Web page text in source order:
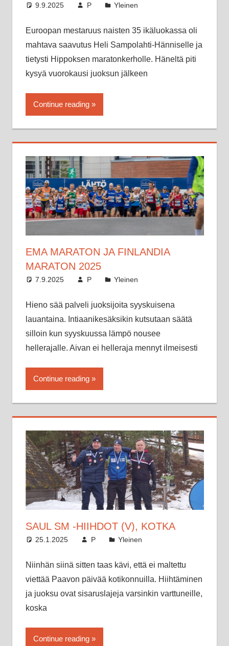
9.9.2025 P Yleinen
Euroopan mestaruus naisten 35 ikäluokassa oli
mahtava saavutus Heli Sampolahti-Hänniselle ja
tietysti Hippoksen maratonkerholle. Häneltä piti
kysyä vuorokausi juoksun jälkeen
Continue reading
EMA MARATON JA FINLANDIA
MARATON 2025
7.9.2025 P Yleinen
Hieno sää palveli juoksijoita syyskuisena
lauantaina. Intiaanikesäksikin kutsutaan säätä
silloin kun syyskuussa lämpö nousee
hellerajalle. Aivan ei helleraja mennyt ilmeisesti
Continue reading
SAUL SM -HIIHDOT (V), KOTKA
25.1.2025 P Yleinen
Niinhän siinä sitten taas kävi, että ei maltettu
viettää Paavon päivää kotikonnuilla. Hiihtäminen
ja juoksu ovat sisaruslajeja varsinkin varttuneille,
koska
Continue reading